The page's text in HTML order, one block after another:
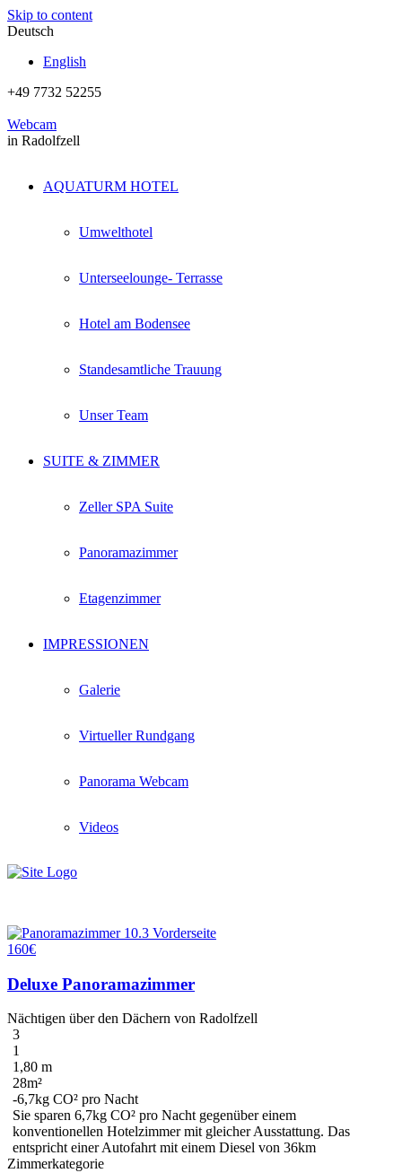
Skip to content
Deutsch
English
+49 7732 52255
Webcam
in Radolfzell
AQUATURM HOTEL
Umwelthotel
Unterseelounge- Terrasse
Hotel am Bodensee
Standesamtliche Trauung
Unser Team
SUITE & ZIMMER
Zeller SPA Suite
Panoramazimmer
Etagenzimmer
IMPRESSIONEN
Galerie
Virtueller Rundgang
Panorama Webcam
Videos
160€
Deluxe Panoramazimmer
Nächtigen über den Dächern von Radolfzell
3
1
1,80 m
28m²
-6,7kg CO² pro Nacht
Sie sparen 6,7kg CO² pro Nacht gegenüber einem
konventionellen Hotelzimmer mit gleicher Ausstattung. Das
entspricht einer Autofahrt mit einem Diesel von 36km
Zimmerkategorie